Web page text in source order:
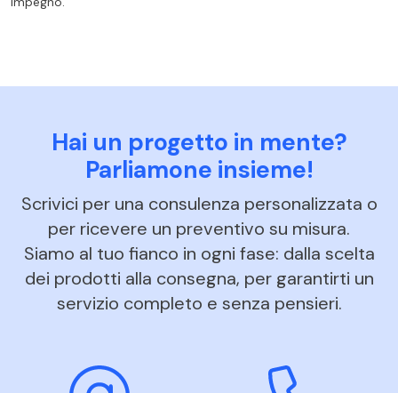
Hai un progetto in mente?
Parliamone insieme!
Scrivici per una consulenza personalizzata o
per ricevere un preventivo su misura.
Siamo al tuo fianco in ogni fase: dalla scelta
dei prodotti alla consegna, per garantirti un
servizio completo e senza pensieri.